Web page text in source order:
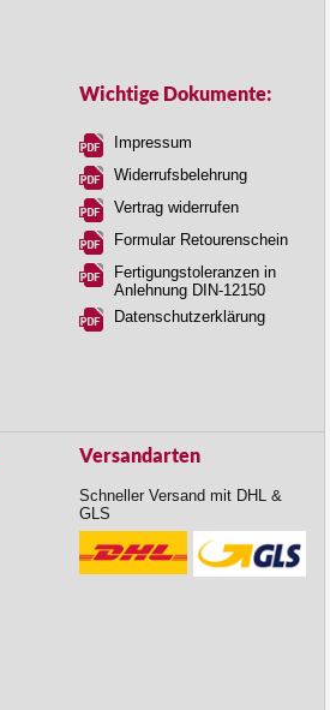
Wichtige Dokumente:
Impressum
Widerrufsbelehrung
Vertrag widerrufen
Formular Retourenschein
Fertigungstoleranzen in
Anlehnung DIN-12150
Datenschutzerklärung
Versandarten
Schneller Versand mit DHL &
GLS